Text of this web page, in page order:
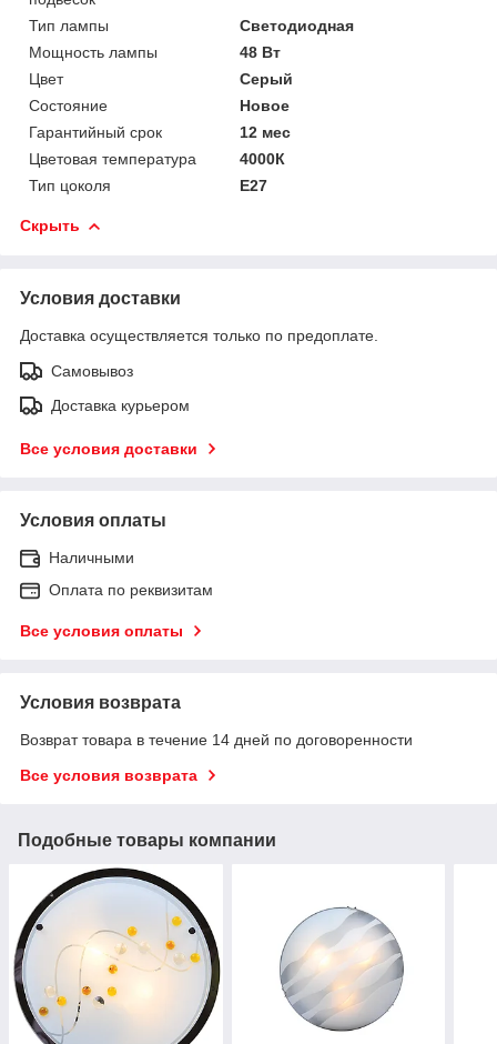
Тип лампы
Светодиодная
Мощность лампы
48 Вт
Цвет
Серый
Состояние
Новое
Гарантийный срок
12 мес
Цветовая температура
4000К
Тип цоколя
E27
Скрыть
Условия доставки
Доставка осуществляется только по предоплате.
Самовывоз
Доставка курьером
Все условия доставки
Условия оплаты
Наличными
Оплата по реквизитам
Все условия оплаты
Условия возврата
Возврат товара в течение 14 дней по договоренности
Все условия возврата
Подобные товары компании